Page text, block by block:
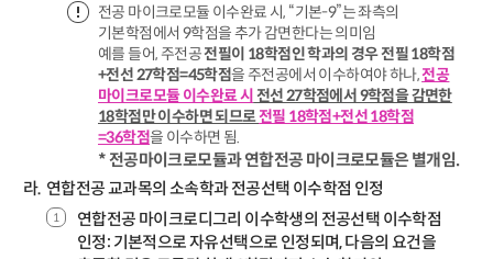
전공 마이크로모듈 이수완료 시, “기본-9”는 좌측의
기본학점에서 9학점을 추가 감면한다는 의미임
예를 들어, 주전공전필이 18학점인 학과의 경우 전필 18학점
+전선 27학점=45학점을 주전공에서 이수하여야 하나,전공
마이크로모듈 이수완료 시 전선 27학점에서 9학점을 감면한
18학점만 이수하면 되므로전필 18학점+전선 18학점
=36학점을 이수하면 됨.
* 전공마이크로모듈과 연합전공 마이크로모듈은 별개임.
연합전공 교과목의 소속학과 전공선택 이수학점 인정
연합전공 마이크로디그리 이수학생의 전공선택 이수학점
인정: 기본적으로 자유선택으로 인정되며, 다음의 요건을